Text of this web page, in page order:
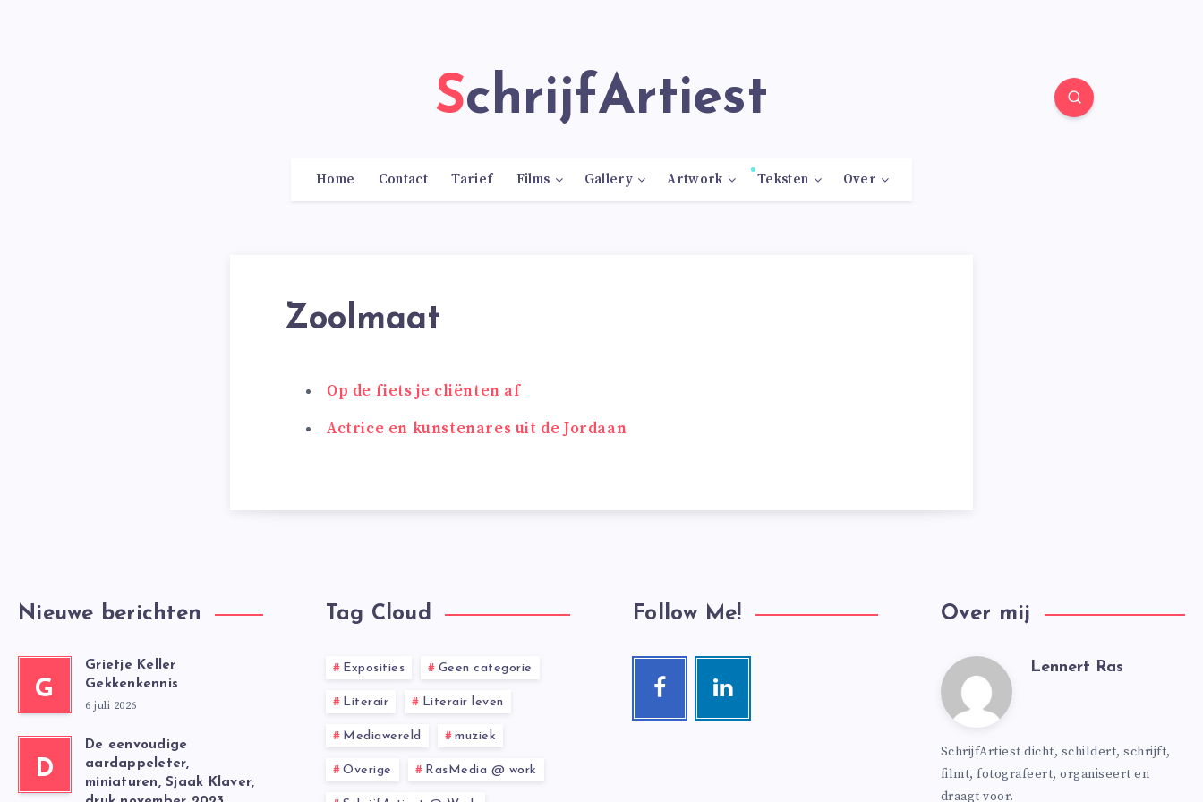
SchrijfArtiest
Home Contact Tarief Films Gallery Artwork Teksten Over
Zoolmaat
Op de fiets je cliënten af
Actrice en kunstenares uit de Jordaan
Nieuwe berichten
G
Grietje Keller
Gekkenkennis
6 juli 2026
D
De eenvoudige
aardappeleter,
miniaturen, Sjaak Klaver,
Tag Cloud
Exposities Geen categorie
Literair Literair leven
Mediawereld muziek
Overige RasMedia @ work
Follow Me!
Facebook
Follow
Linkedin
Visit
Over mij
Lennert
Ras
Lennert Ras
SchrijfArtiest dicht, schildert, schrijft,
filmt, fotografeert, organiseert en
draagt voor.